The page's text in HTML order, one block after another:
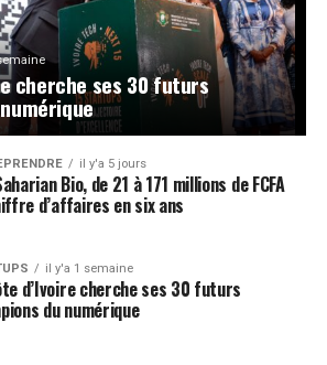
cherche ses 30 futurs
il y'a 5 jours
Bio, de 21 à 171 millions de FCFA
d’affaires en six ans
il y'a 1 semaine
d’Ivoire cherche ses 30 futurs
du numérique